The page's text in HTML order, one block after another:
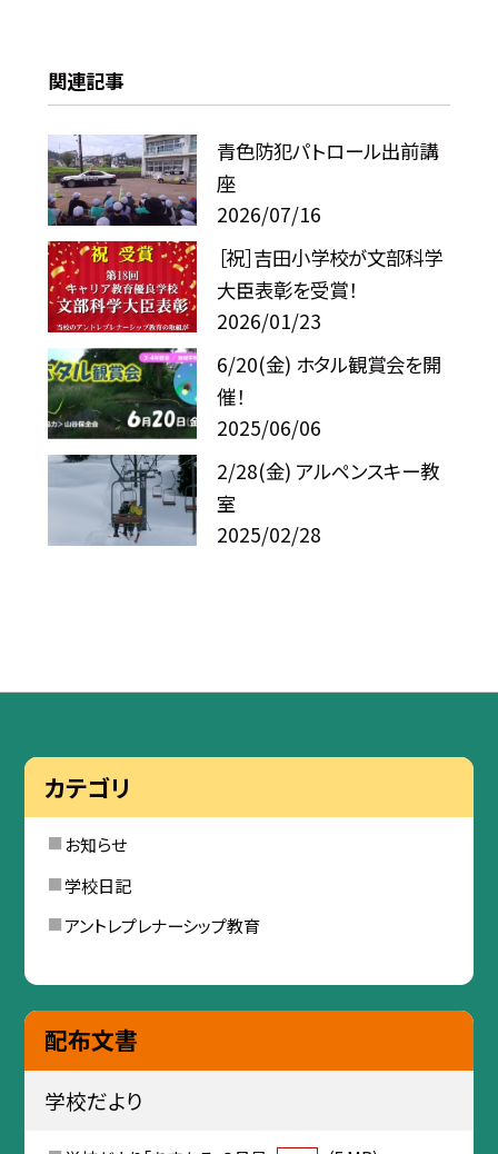
関連記事
青色防犯パトロール出前講
座
2026/07/16
［祝］吉田小学校が文部科学
大臣表彰を受賞！
2026/01/23
6/20(金) ホタル観賞会を開
催！
2025/06/06
2/28(金) アルペンスキー教
室
2025/02/28
カテゴリ
お知らせ
学校日記
アントレプレナーシップ教育
配布文書
学校だより